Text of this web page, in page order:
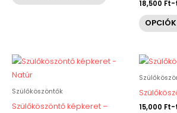
változatok
termékoldalon
választhatók
18,500 Ft-
Szülőköszöntők
Szülőköszöntő képkeret –
Ennek
terméknek
15,000 Ft-